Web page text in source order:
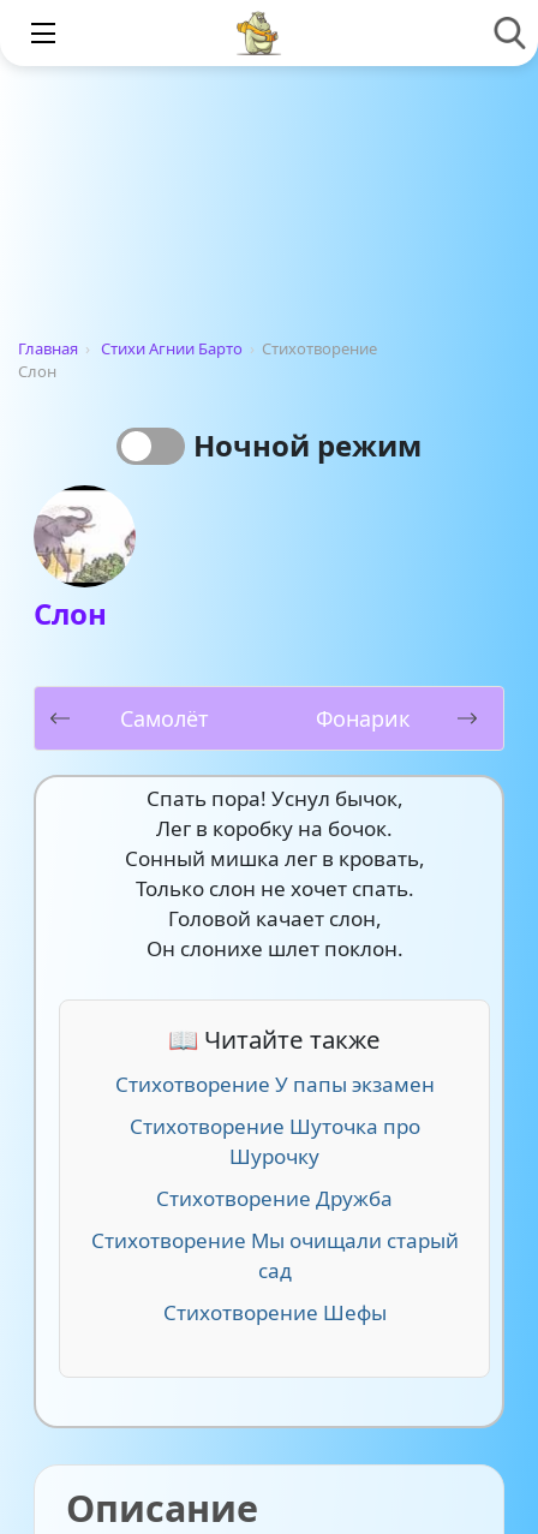
Главная › Стихи Агнии Барто › Стихотворение
Слон
Ночной режим
Слон
Самолёт Фонарик
Спать пора! Уснул бычок,
Лег в коробку на бочок.
Сонный мишка лег в кровать,
Только слон не хочет спать.
Головой качает слон,
Он слонихе шлет поклон.
📖 Читайте также
Стихотворение У папы экзамен
Стихотворение Шуточка про
Шурочку
Стихотворение Дружба
Стихотворение Мы очищали старый
сад
Стихотворение Шефы
Описание